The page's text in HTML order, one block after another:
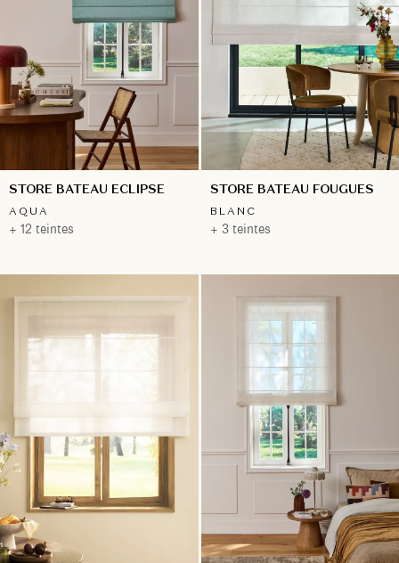
STORE BATEAU ECLIPSE
AQUA
+ 12 teintes
STORE BATEAU FOUGUES
BLANC
+ 3 teintes